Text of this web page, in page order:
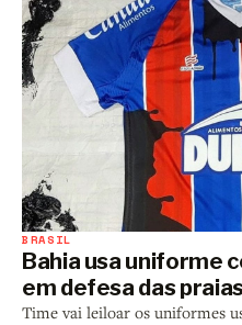
BRASIL
Bahia usa uniforme
em defesa das
Time vai leiloar os uniformes